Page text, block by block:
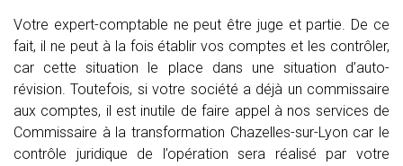
Votre expert-comptable ne peut être juge et partie. De ce
fait, il ne peut à la fois établir vos comptes et les contrôler,
car cette situation le place dans une situation d’auto-
révision. Toutefois, si votre société a déjà un commissaire
aux comptes, il est inutile de faire appel à nos services de
Commissaire à la transformation Chazelles-sur-Lyon car le
contrôle juridique de l’opération sera réalisé par votre